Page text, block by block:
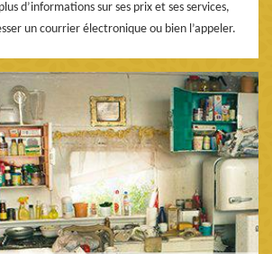
d’informations sur ses prix et ses services,
un courrier électronique ou bien l’appeler.